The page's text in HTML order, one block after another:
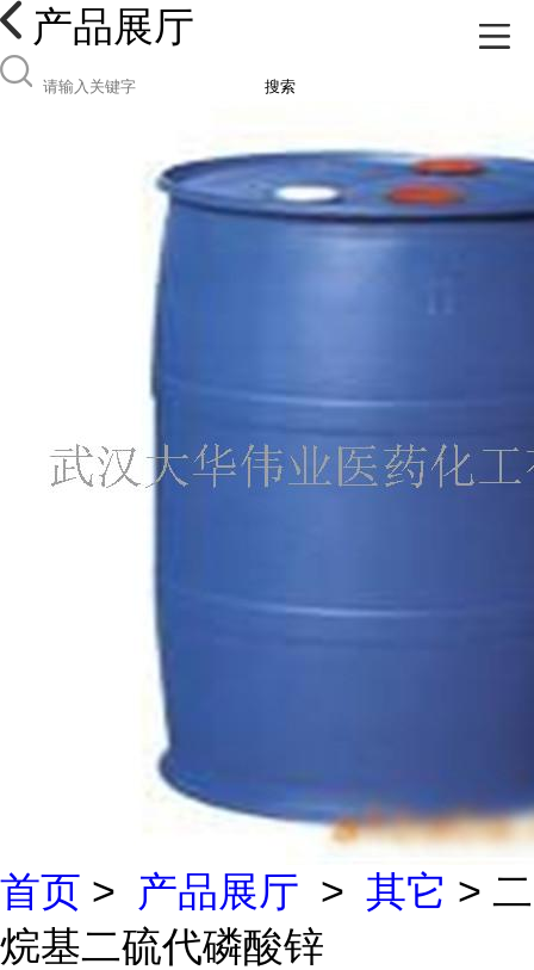
产品展厅
搜索
首页 > 产品展厅 > 其它 > 二
烷基二硫代磷酸锌